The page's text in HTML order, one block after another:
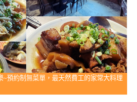
~預約制無菜單，最天然費工的家常大料理